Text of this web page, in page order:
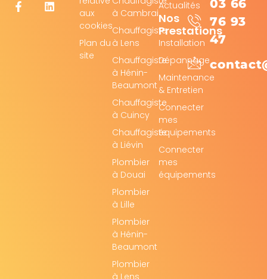
Actualités
Nos
Prestations
Installation
Dépannage
Maintenance
& Entretien
Connecter
mes
équipements
Connecter
mes
équipements
à Cambrai
Chauffagiste
à Lens
Chauffagiste
à Hénin-
Beaumont
Chauffagiste
à Cuincy
Chauffagiste
à Liévin
Plombier
à Douai
Plombier
à Lille
Plombier
à Hénin-
Beaumont
Plombier
aux
cookies
Plan du
site
03 66
76 93
47